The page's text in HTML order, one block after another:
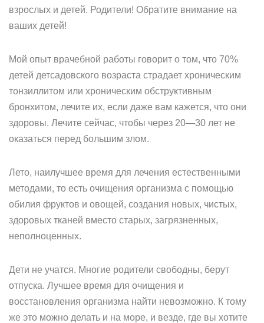
взрослых и детей. Родители! Обратите внимание на
ваших детей!
Мой опыт врачебной работы говорит о том, что 70%
детей детсадовского возраста страдает хроническим
тонзиллитом или хроническим обструктивным
бронхитом, лечите их, если даже вам кажется, что они
здоровы. Лечите сейчас, чтобы через 20—30 лет не
оказаться перед большим злом.
Лето, наилучшее время для лечения естественными
методами, то есть очищения организма с помощью
обилия фруктов и овощей, создания новых, чистых,
здоровых тканей вместо старых, загрязненных,
неполноценных.
Дети не учатся. Многие родители свободны, берут
отпуска. Лучшее время для очищения и
восстановления организма найти невозможно. К тому
же это можно делать и на море, и везде, где вы хотите